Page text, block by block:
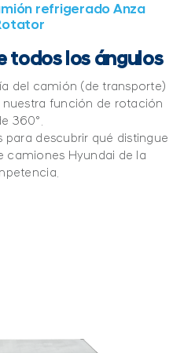
refrigerado Anza
todos los ángulos
del camión (de transporte)
función de rotación
360°.
para descubrir qué distingue
camiones Hyundai de la